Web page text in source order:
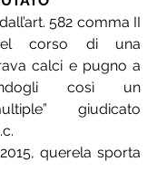
582 comma II
corso di una
calci e pugno a
così un
giudicato
querela sporta